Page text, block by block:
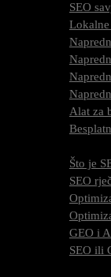
SEO
Lokalne
Alat za
Što je
SEO
GEO i
SEO ili